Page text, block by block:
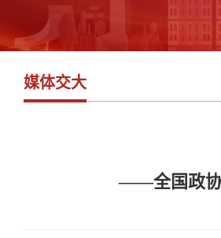
媒体交大
——全国政协